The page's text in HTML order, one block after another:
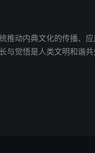
推动内典文化的传播、
觉悟是人类文明和谐共